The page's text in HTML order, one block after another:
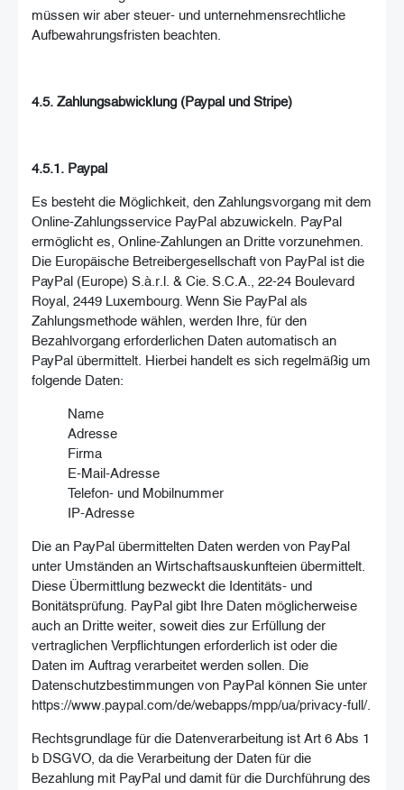
müssen wir aber steuer- und unternehmensrechtliche
Aufbewahrungsfristen beachten.
4.5. Zahlungsabwicklung (Paypal und Stripe)
4.5.1. Paypal
Es besteht die Möglichkeit, den Zahlungsvorgang mit dem
Online-Zahlungsservice PayPal abzuwickeln. PayPal
ermöglicht es, Online-Zahlungen an Dritte vorzunehmen.
Die Europäische Betreibergesellschaft von PayPal ist die
PayPal (Europe) S.à.r.l. & Cie. S.C.A., 22-24 Boulevard
Royal, 2449 Luxembourg. Wenn Sie PayPal als
Zahlungsmethode wählen, werden Ihre, für den
Bezahlvorgang erforderlichen Daten automatisch an
PayPal übermittelt. Hierbei handelt es sich regelmäßig um
folgende Daten:
Name
Adresse
Firma
E-Mail-Adresse
Telefon- und Mobilnummer
IP-Adresse
Die an PayPal übermittelten Daten werden von PayPal
unter Umständen an Wirtschaftsauskunfteien übermittelt.
Diese Übermittlung bezweckt die Identitäts- und
Bonitätsprüfung. PayPal gibt Ihre Daten möglicherweise
auch an Dritte weiter, soweit dies zur Erfüllung der
vertraglichen Verpflichtungen erforderlich ist oder die
Daten im Auftrag verarbeitet werden sollen. Die
Datenschutzbestimmungen von PayPal können Sie unter
https://www.paypal.com/de/webapps/mpp/ua/privacy-full/.
Rechtsgrundlage für die Datenverarbeitung ist Art 6 Abs 1
b DSGVO, da die Verarbeitung der Daten für die
Bezahlung mit PayPal und damit für die Durchführung des